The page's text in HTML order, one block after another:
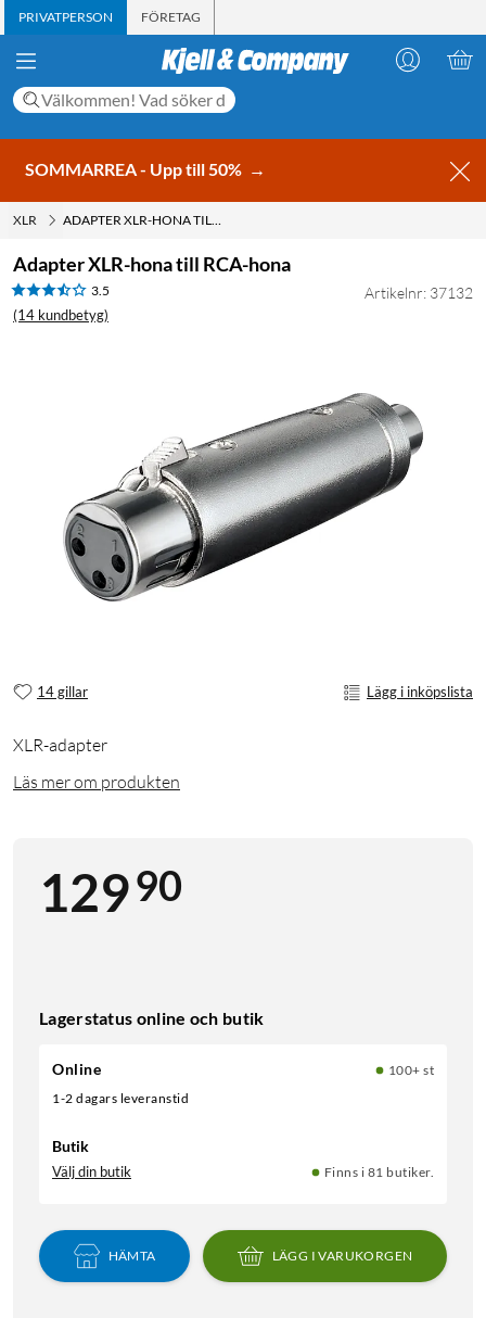
PRIVATPERSON FÖRETAG
SOMMARREA - Upp till 50% →
XLR ADAPTER XLR-HONA TILL RCA-HONA
Adapter XLR-hona till RCA-hona
3.5
(14 kundbetyg)
Artikelnr: 37132
14 gillar Lägg i inköpslista
XLR-adapter
Läs mer om produkten
12990
Lagerstatus online och butik
Online
100+ st
1-2 dagars leveranstid
Butik
Välj din butik Finns i 81 butiker.
HÄMTA LÄGG I VARUKORGEN